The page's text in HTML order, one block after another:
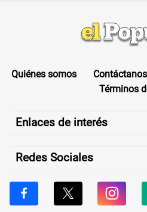
Quiénes somos Contáctanos
Términos
Enlaces de interés
Redes Sociales